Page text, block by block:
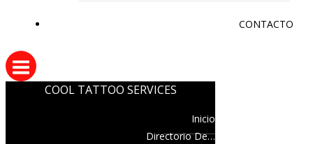
CONTACTO
COOL TATTOO SERVICES
Inicio
Directorio De…